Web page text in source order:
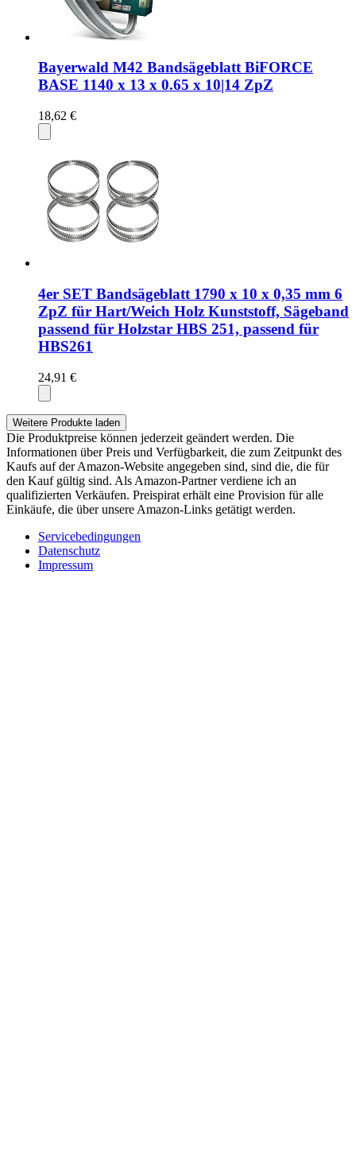
Bayerwald M42 Bandsägeblatt BiFORCE
BASE 1140 x 13 x 0.65 x 10|14 ZpZ
18,62 €
4er SET Bandsägeblatt 1790 x 10 x 0,35 mm 6
ZpZ für Hart/Weich Holz Kunststoff, Sägeband
passend für Holzstar HBS 251, passend für
HBS261
24,91 €
Weitere Produkte laden
Die Produktpreise können jederzeit geändert werden. Die
Informationen über Preis und Verfügbarkeit, die zum Zeitpunkt des
Kaufs auf der Amazon-Website angegeben sind, sind die, die für
den Kauf gültig sind. Als Amazon-Partner verdiene ich an
qualifizierten Verkäufen. Preispirat erhält eine Provision für alle
Einkäufe, die über unsere Amazon-Links getätigt werden.
Servicebedingungen
Datenschutz
Impressum